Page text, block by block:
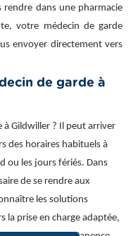
rendre dans une pharmacie
votre médecin de garde
envoyer directement vers
de garde à
à Gildwiller ? Il peut arriver
des horaires habituels à
ou les jours fériés. Dans
de se rendre aux
les solutions
la prise en charge adaptée,